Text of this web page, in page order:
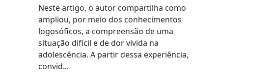
Neste artigo, o autor compartilha como
ampliou, por meio dos conhecimentos
logosóficos, a compreensão de uma
situação difícil e de dor vivida na
adolescência. A partir dessa experiência,
convid...